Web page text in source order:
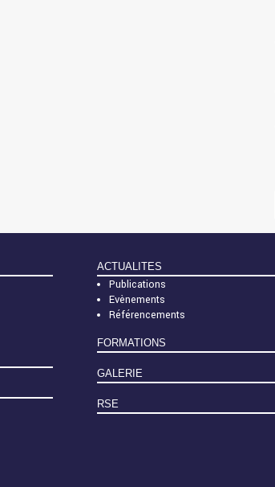
ACTUALITES
Publications
Evènements
Référencements
FORMATIONS
GALERIE
RSE